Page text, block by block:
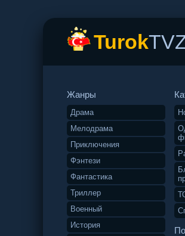
Turok
Жанры
Драма
Мелодрама
Приключения
Фэнтези
Фантастика
Триллер
Военный
История